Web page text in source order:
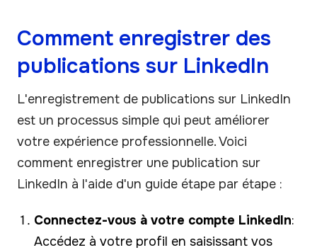
Comment enregistrer des
publications sur LinkedIn
L'enregistrement de publications sur LinkedIn
est un processus simple qui peut améliorer
votre expérience professionnelle. Voici
comment enregistrer une publication sur
LinkedIn à l'aide d'un guide étape par étape :
Connectez-vous à votre compte LinkedIn:
Accédez à votre profil en saisissant vos